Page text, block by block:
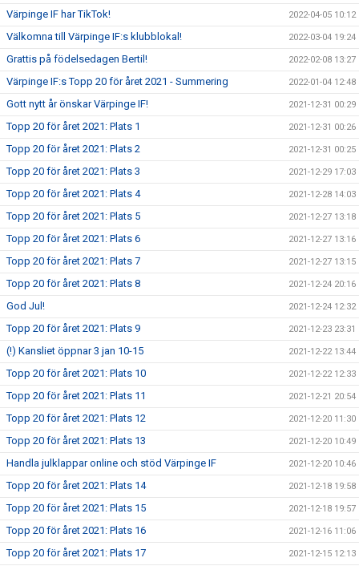
Värpinge IF har TikTok! 2022-04-05 10:12
Välkomna till Värpinge IF:s klubblokal! 2022-03-04 19:24
Grattis på födelsedagen Bertil! 2022-02-08 13:27
Värpinge IF:s Topp 20 för året 2021 - Summering 2022-01-04 12:48
Gott nytt år önskar Värpinge IF! 2021-12-31 00:29
Topp 20 för året 2021: Plats 1 2021-12-31 00:26
Topp 20 för året 2021: Plats 2 2021-12-31 00:25
Topp 20 för året 2021: Plats 3 2021-12-29 17:03
Topp 20 för året 2021: Plats 4 2021-12-28 14:03
Topp 20 för året 2021: Plats 5 2021-12-27 13:18
Topp 20 för året 2021: Plats 6 2021-12-27 13:16
Topp 20 för året 2021: Plats 7 2021-12-27 13:15
Topp 20 för året 2021: Plats 8 2021-12-24 20:16
God Jul! 2021-12-24 12:32
Topp 20 för året 2021: Plats 9 2021-12-23 23:31
(!) Kansliet öppnar 3 jan 10-15 2021-12-22 13:44
Topp 20 för året 2021: Plats 10 2021-12-22 12:33
Topp 20 för året 2021: Plats 11 2021-12-21 20:54
Topp 20 för året 2021: Plats 12 2021-12-20 11:30
Topp 20 för året 2021: Plats 13 2021-12-20 10:49
Handla julklappar online och stöd Värpinge IF 2021-12-20 10:46
Topp 20 för året 2021: Plats 14 2021-12-18 19:58
Topp 20 för året 2021: Plats 15 2021-12-18 19:57
Topp 20 för året 2021: Plats 16 2021-12-16 11:06
Topp 20 för året 2021: Plats 17 2021-12-15 12:13